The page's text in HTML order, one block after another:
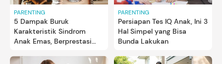
PARENTING
5 Dampak Buruk
Karakteristik Sindrom
Anak Emas, Berprestasi
PARENTING
Persiapan Tes IQ Anak, Ini 3
Hal Simpel yang Bisa
Bunda Lakukan